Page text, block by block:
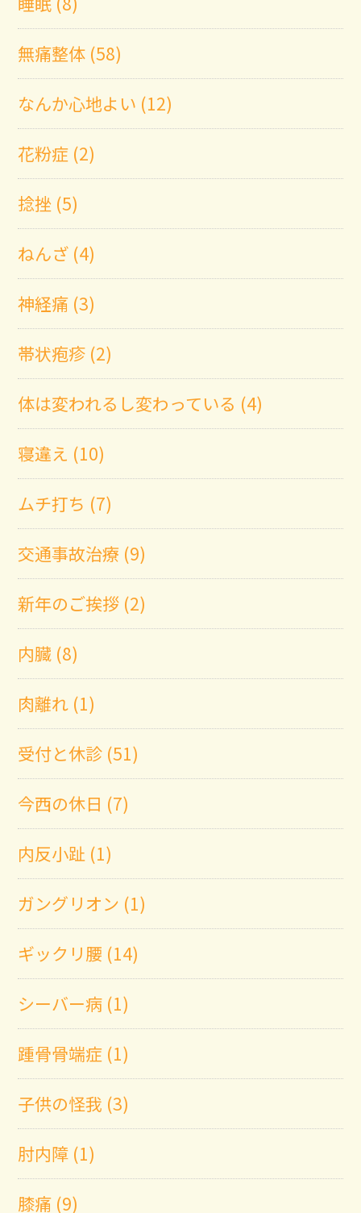
無痛整体 (58)
なんか心地よい (12)
花粉症 (2)
捻挫 (5)
ねんざ (4)
神経痛 (3)
帯状疱疹 (2)
体は変われるし変わっている (4)
寝違え (10)
ムチ打ち (7)
交通事故治療 (9)
新年のご挨拶 (2)
内臓 (8)
肉離れ (1)
受付と休診 (51)
今西の休日 (7)
内反小趾 (1)
ガングリオン (1)
ギックリ腰 (14)
シーバー病 (1)
踵骨骨端症 (1)
子供の怪我 (3)
肘内障 (1)
膝痛 (9)